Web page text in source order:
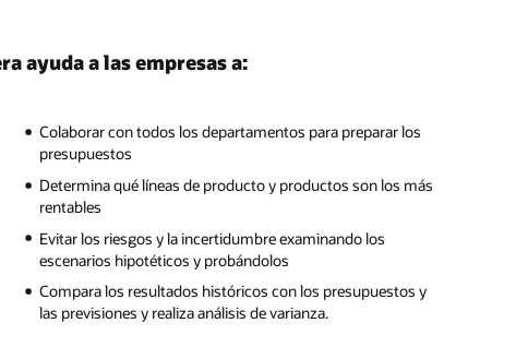
ayuda a las empresas a:
Colaborar con todos los departamentos para preparar los
presupuestos
Determina qué líneas de producto y productos son los más
rentables
Evitar los riesgos y la incertidumbre examinando los
escenarios hipotéticos y probándolos
Compara los resultados históricos con los presupuestos y
las previsiones y realiza análisis de varianza.